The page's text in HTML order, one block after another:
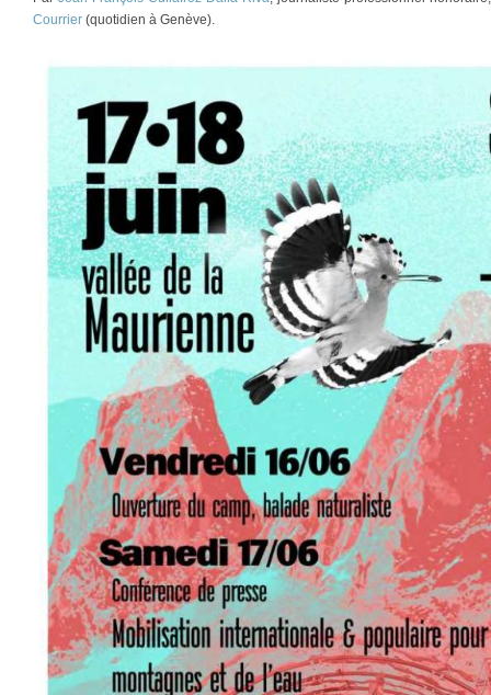
Courrier (quotidien à Genève).